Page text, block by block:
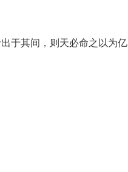
于其间，则天必命之以为亿